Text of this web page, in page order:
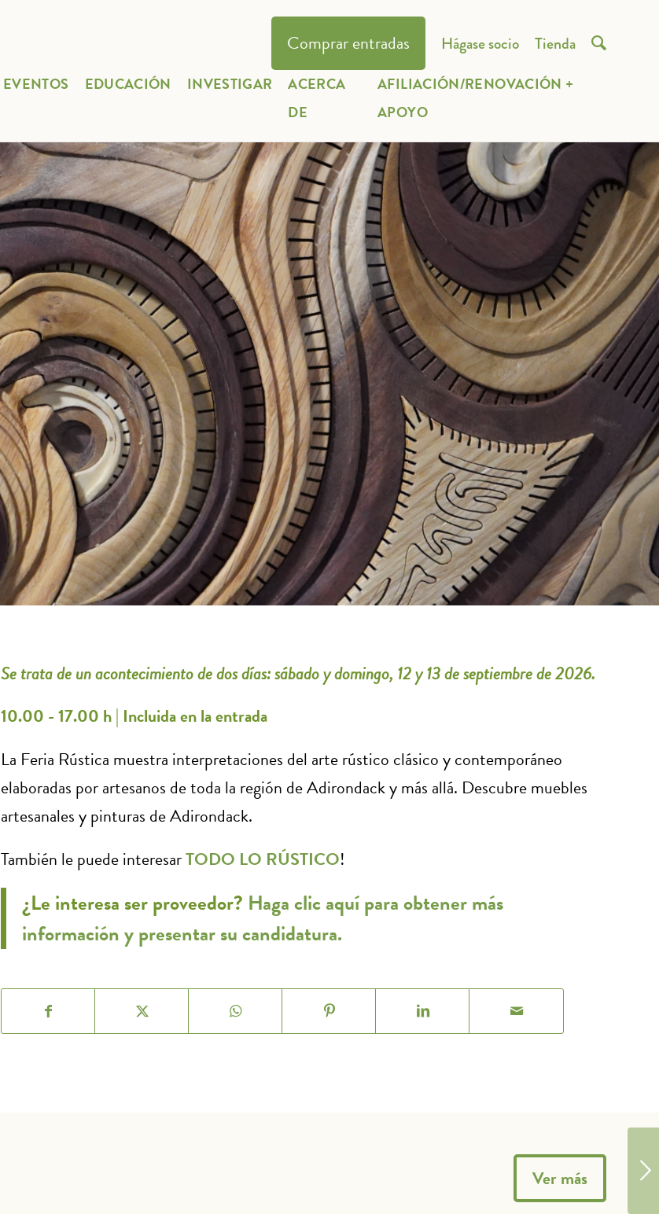
Comprar entradas Hágase socio Tienda 
EVENTOS EDUCACIÓN INVESTIGAR
ACERCA
DE
AFILIACIÓN/RENOVACIÓN +
APOYO
Se trata de un acontecimiento de dos días: sábado y domingo, 12 y 13 de septiembre de 2026.
10.00 - 17.00 h | Incluida en la entrada
La Feria Rústica muestra interpretaciones del arte rústico clásico y contemporáneo
elaboradas por artesanos de toda la región de Adirondack y más allá. Descubre muebles
artesanales y pinturas de Adirondack.
También le puede interesarTODO LO RÚSTICO!
¿Le interesa ser proveedor? Haga clic aquí para obtener más
información y presentar su candidatura.
Ver más